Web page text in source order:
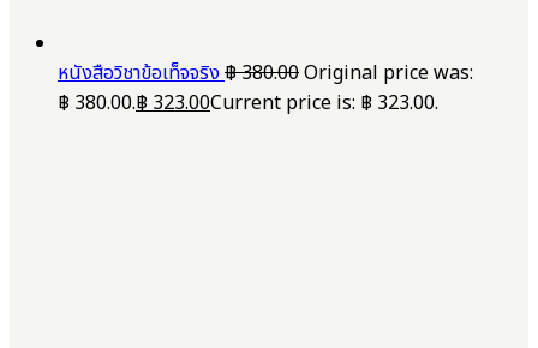
หนังสือวิชาข้อเท็จจริง฿380.00Original price was:
฿ 380.00.฿323.00Current price is: ฿ 323.00.